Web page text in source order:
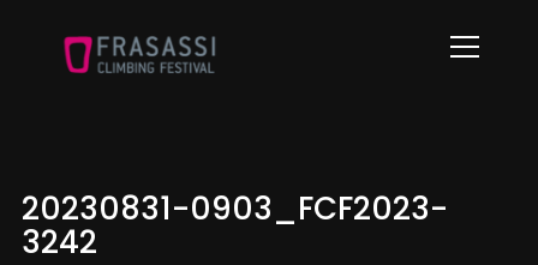
Info
20230831-0903_FCF2023-
3242